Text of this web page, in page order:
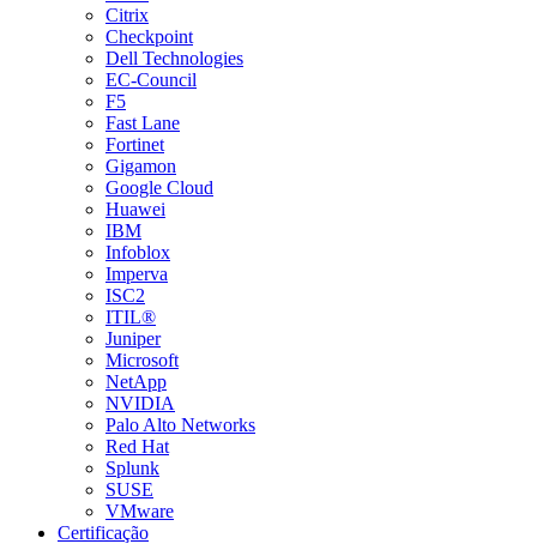
Citrix
Checkpoint
Dell Technologies
EC-Council
F5
Fast Lane
Fortinet
Gigamon
Google Cloud
Huawei
IBM
Infoblox
Imperva
ISC2
ITIL®
Juniper
Microsoft
NetApp
NVIDIA
Palo Alto Networks
Red Hat
Splunk
SUSE
VMware
Certificação